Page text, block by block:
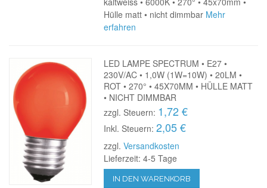
Hülle matt • nicht dimmbar Mehr
erfahren
LED LAMPE SPECTRUM • E27 •
230V/AC • 1,0W (1W=10W) • 20LM •
ROT • 270° • 45X70MM • HÜLLE MATT
• NICHT DIMMBAR
zzgl. Steuern: 1,72 €
Inkl. Steuern: 2,05 €
zzgl.Versandkosten
Lieferzeit: 4-5 Tage
IN DEN WARENKORB